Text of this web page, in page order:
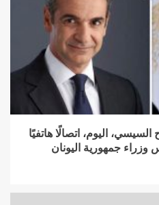
اليوم، اتصالًا هاتفيًا
جمهورية اليونان